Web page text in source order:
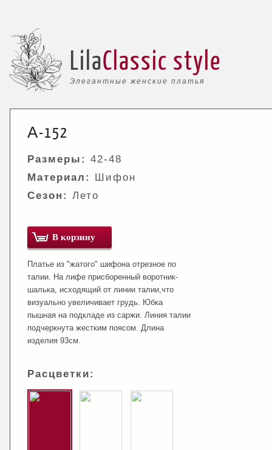
Элегантные женские платья
LilaClassic style
А-152
Размеры: 42-48
Материал:
Шифон
Сезон: Лето
В корзину
Платье из "жатого" шифона отрезное по
талии. На лифе присборенный воротник-
шалька, исходящий от линии талии,что
визуально увеличивает грудь. Юбка
пышная на подкладе из саржи. Линия талии
подчеркнута жестким поясом. Длина
изделия 93см.
Расцветки: